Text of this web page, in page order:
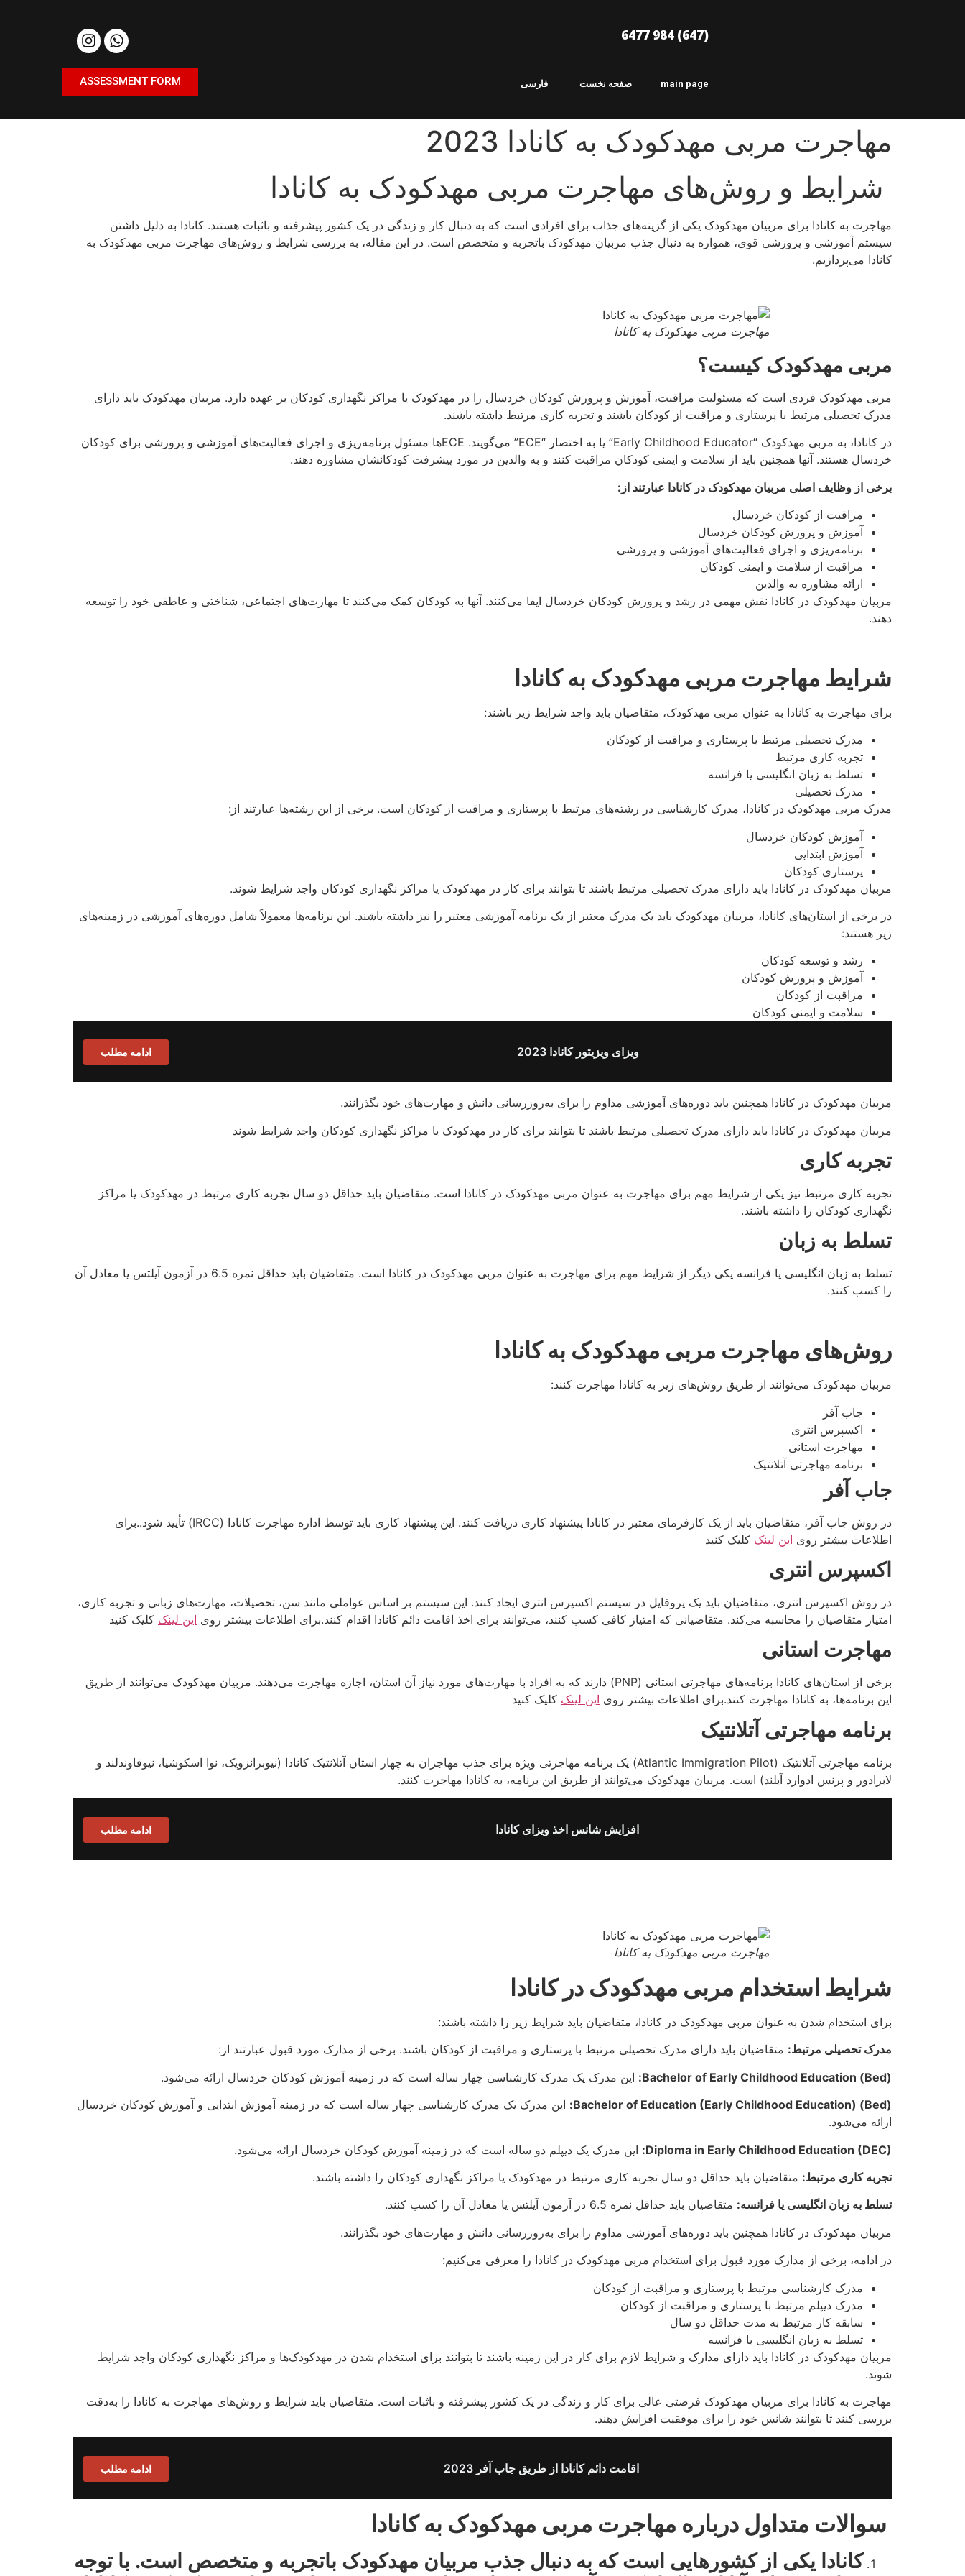
(647) 984 6477
main page صفحه نخست فارسی ASSESSMENT FORM
مهاجرت مربی مهدکودک به کانادا 2023
شرایط و روش‌های مهاجرت مربی مهدکودک به کانادا
مهاجرت به کانادا برای مربیان مهدکودک یکی از گزینه‌های جذاب برای افرادی است که به دنبال کار و زندگی در یک کشور پیشرفته و باثبات هستند. کانادا به دلیل داشتن
سیستم آموزشی و پرورشی قوی، همواره به دنبال جذب مربیان مهدکودک باتجربه و متخصص است. در این مقاله، به بررسی شرایط و روش‌های مهاجرت مربی مهدکودک به
کانادا می‌پردازیم.
مهاجرت مربی مهدکودک به کانادا
مربی مهدکودک کیست؟
مربی مهدکودک فردی است که مسئولیت مراقبت، آموزش و پرورش کودکان خردسال را در مهدکودک یا مراکز نگهداری کودکان بر عهده دارد. مربیان مهدکودک باید دارای
مدرک تحصیلی مرتبط با پرستاری و مراقبت از کودکان باشند و تجربه کاری مرتبط داشته باشند.
در کانادا، به مربی مهدکودک “Early Childhood Educator” یا به اختصار “ECE” می‌گویند. ECEها مسئول برنامه‌ریزی و اجرای فعالیت‌های آموزشی و پرورشی برای کودکان
خردسال هستند. آنها همچنین باید از سلامت و ایمنی کودکان مراقبت کنند و به والدین در مورد پیشرفت کودکانشان مشاوره دهند.
برخی از وظایف اصلی مربیان مهدکودک در کانادا عبارتند از:
مراقبت از کودکان خردسال
آموزش و پرورش کودکان خردسال
برنامه‌ریزی و اجرای فعالیت‌های آموزشی و پرورشی
مراقبت از سلامت و ایمنی کودکان
ارائه مشاوره به والدین
مربیان مهدکودک در کانادا نقش مهمی در رشد و پرورش کودکان خردسال ایفا می‌کنند. آنها به کودکان کمک می‌کنند تا مهارت‌های اجتماعی، شناختی و عاطفی خود را توسعه
دهند.
شرایط مهاجرت مربی مهدکودک به کانادا
برای مهاجرت به کانادا به عنوان مربی مهدکودک، متقاضیان باید واجد شرایط زیر باشند:
مدرک تحصیلی مرتبط با پرستاری و مراقبت از کودکان
تجربه کاری مرتبط
تسلط به زبان انگلیسی یا فرانسه
مدرک تحصیلی
مدرک مربی مهدکودک در کانادا، مدرک کارشناسی در رشته‌های مرتبط با پرستاری و مراقبت از کودکان است. برخی از این رشته‌ها عبارتند از:
آموزش کودکان خردسال
آموزش ابتدایی
پرستاری کودکان
مربیان مهدکودک در کانادا باید دارای مدرک تحصیلی مرتبط باشند تا بتوانند برای کار در مهدکودک یا مراکز نگهداری کودکان واجد شرایط شوند.
در برخی از استان‌های کانادا، مربیان مهدکودک باید یک مدرک معتبر از یک برنامه آموزشی معتبر را نیز داشته باشند. این برنامه‌ها معمولاً شامل دوره‌های آموزشی در زمینه‌های
زیر هستند:
رشد و توسعه کودکان
آموزش و پرورش کودکان
مراقبت از کودکان
سلامت و ایمنی کودکان
ویزای ویزیتور کانادا 2023 ادامه مطلب
مربیان مهدکودک در کانادا همچنین باید دوره‌های آموزشی مداوم را برای به‌روزرسانی دانش و مهارت‌های خود بگذرانند.
مربیان مهدکودک در کانادا باید دارای مدرک تحصیلی مرتبط باشند تا بتوانند برای کار در مهدکودک یا مراکز نگهداری کودکان واجد شرایط شوند
تجربه کاری
تجربه کاری مرتبط نیز یکی از شرایط مهم برای مهاجرت به عنوان مربی مهدکودک در کانادا است. متقاضیان باید حداقل دو سال تجربه کاری مرتبط در مهدکودک یا مراکز
نگهداری کودکان را داشته باشند.
تسلط به زبان
تسلط به زبان انگلیسی یا فرانسه یکی دیگر از شرایط مهم برای مهاجرت به عنوان مربی مهدکودک در کانادا است. متقاضیان باید حداقل نمره 6.5 در آزمون آیلتس یا معادل آن
را کسب کنند.
روش‌های مهاجرت مربی مهدکودک به کانادا
مربیان مهدکودک می‌توانند از طریق روش‌های زیر به کانادا مهاجرت کنند:
جاب آفر
اکسپرس انتری
مهاجرت استانی
برنامه مهاجرتی آتلانتیک
جاب آفر
در روش جاب آفر، متقاضیان باید از یک کارفرمای معتبر در کانادا پیشنهاد کاری دریافت کنند. این پیشنهاد کاری باید توسط اداره مهاجرت کانادا (IRCC) تأیید شود..برای
اطلاعات بیشتر روی این لینک کلیک کنید
اکسپرس انتری
در روش اکسپرس انتری، متقاضیان باید یک پروفایل در سیستم اکسپرس انتری ایجاد کنند. این سیستم بر اساس عواملی مانند سن، تحصیلات، مهارت‌های زبانی و تجربه کاری،
امتیاز متقاضیان را محاسبه می‌کند. متقاضیانی که امتیاز کافی کسب کنند، می‌توانند برای اخذ اقامت دائم کانادا اقدام کنند.برای اطلاعات بیشتر روی این لینک کلیک کنید
مهاجرت استانی
برخی از استان‌های کانادا برنامه‌های مهاجرتی استانی (PNP) دارند که به افراد با مهارت‌های مورد نیاز آن استان، اجازه مهاجرت می‌دهند. مربیان مهدکودک می‌توانند از طریق
این برنامه‌ها، به کانادا مهاجرت کنند.برای اطلاعات بیشتر روی این لینک کلیک کنید
برنامه مهاجرتی آتلانتیک
برنامه مهاجرتی آتلانتیک (Atlantic Immigration Pilot) یک برنامه مهاجرتی ویژه برای جذب مهاجران به چهار استان آتلانتیک کانادا (نیوبرانزویک، نوا اسکوشیا، نیوفاوندلند و
لابرادور و پرنس ادوارد آیلند) است. مربیان مهدکودک می‌توانند از طریق این برنامه، به کانادا مهاجرت کنند.
افزایش شانس اخذ ویزای کانادا ادامه مطلب
مهاجرت مربی مهدکودک به کانادا
شرایط استخدام مربی مهدکودک در کانادا
برای استخدام شدن به عنوان مربی مهدکودک در کانادا، متقاضیان باید شرایط زیر را داشته باشند:
مدرک تحصیلی مرتبط: متقاضیان باید دارای مدرک تحصیلی مرتبط با پرستاری و مراقبت از کودکان باشند. برخی از مدارک مورد قبول عبارتند از:
Bachelor of Early Childhood Education (Bed): این مدرک یک مدرک کارشناسی چهار ساله است که در زمینه آموزش کودکان خردسال ارائه می‌شود.
Bachelor of Education (Early Childhood Education) (Bed): این مدرک یک مدرک کارشناسی چهار ساله است که در زمینه آموزش ابتدایی و آموزش کودکان خردسال
ارائه می‌شود.
Diploma in Early Childhood Education (DEC): این مدرک یک دیپلم دو ساله است که در زمینه آموزش کودکان خردسال ارائه می‌شود.
تجربه کاری مرتبط: متقاضیان باید حداقل دو سال تجربه کاری مرتبط در مهدکودک یا مراکز نگهداری کودکان را داشته باشند.
تسلط به زبان انگلیسی یا فرانسه: متقاضیان باید حداقل نمره 6.5 در آزمون آیلتس یا معادل آن را کسب کنند.
مربیان مهدکودک در کانادا همچنین باید دوره‌های آموزشی مداوم را برای به‌روزرسانی دانش و مهارت‌های خود بگذرانند.
در ادامه، برخی از مدارک مورد قبول برای استخدام مربی مهدکودک در کانادا را معرفی می‌کنیم:
مدرک کارشناسی مرتبط با پرستاری و مراقبت از کودکان
مدرک دیپلم مرتبط با پرستاری و مراقبت از کودکان
سابقه کار مرتبط به مدت حداقل دو سال
تسلط به زبان انگلیسی یا فرانسه
مربیان مهدکودک در کانادا باید دارای مدارک و شرایط لازم برای کار در این زمینه باشند تا بتوانند برای استخدام شدن در مهدکودک‌ها و مراکز نگهداری کودکان واجد شرایط
شوند.
مهاجرت به کانادا برای مربیان مهدکودک فرصتی عالی برای کار و زندگی در یک کشور پیشرفته و باثبات است. متقاضیان باید شرایط و روش‌های مهاجرت به کانادا را به‌دقت
بررسی کنند تا بتوانند شانس خود را برای موفقیت افزایش دهند.
اقامت دائم کانادا از طریق جاب آفر 2023 ادامه مطلب
سوالات متداول درباره مهاجرت مربی مهدکودک به کانادا
کانادا یکی از کشورهایی است که به دنبال جذب مربیان مهدکودک باتجربه و متخصص است. با توجه